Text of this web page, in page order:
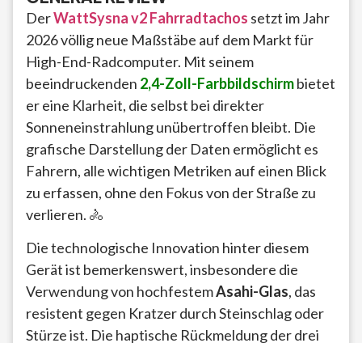
DerWattSysna v2Fahrradtachos setzt im Jahr
2026 völlig neue Maßstäbe auf dem Markt für
High-End-Radcomputer. Mit seinem
beeindruckenden 2,4-Zoll-Farbbildschirmbietet
er eine Klarheit, die selbst bei direkter
Sonneneinstrahlung unübertroffen bleibt. Die
grafische Darstellung der Daten ermöglicht es
Fahrern, alle wichtigen Metriken auf einen Blick
zu erfassen, ohne den Fokus von der Straße zu
verlieren. 🚴
Die technologische Innovation hinter diesem
Gerät ist bemerkenswert, insbesondere die
Verwendung von hochfestemAsahi-Glas, das
resistent gegen Kratzer durch Steinschlag oder
Stürze ist. Die haptische Rückmeldung der drei